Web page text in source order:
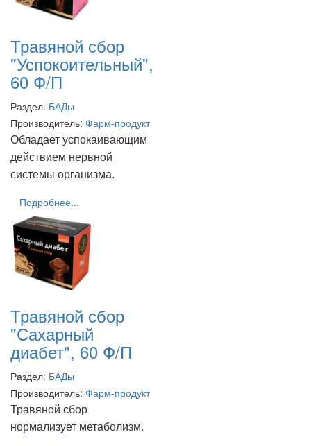
Травяной сбор
"Успокоительный",
60 Ф/П
Раздел: БАДы
Производитель: Фарм-продукт
Обладает успокаивающим
действием нервной
системы организма.
Подробнее...
Травяной сбор
"Сахарный
диабет", 60 Ф/П
Раздел: БАДы
Производитель: Фарм-продукт
Травяной сбор
нормализует метаболизм.